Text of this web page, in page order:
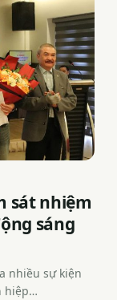
sát nhiệm
sáng
nhiều sự kiện
hiệp…